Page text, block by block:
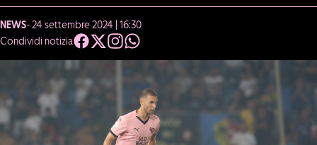
NEWS- 24 settembre 2024 | 16:30
Condividi notizia